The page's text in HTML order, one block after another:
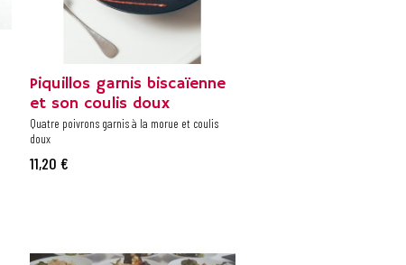
Piquillos garnis biscaïenne
et son coulis doux
Quatre poivrons garnis à la morue et coulis
doux
11,20 €